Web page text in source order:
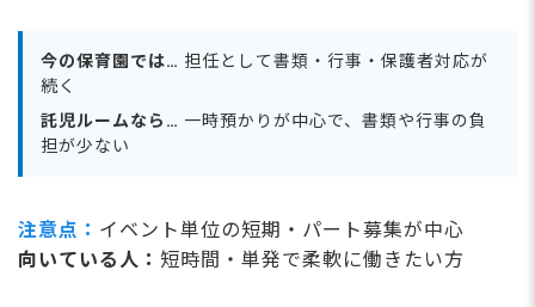
今の保育園では… 担任として書類・行事・保護者対応が
続く
託児ルームなら… 一時預かりが中心で、書類や行事の負
担が少ない
注意点： イベント単位の短期・パート募集が中心
向いている人： 短時間・単発で柔軟に働きたい方